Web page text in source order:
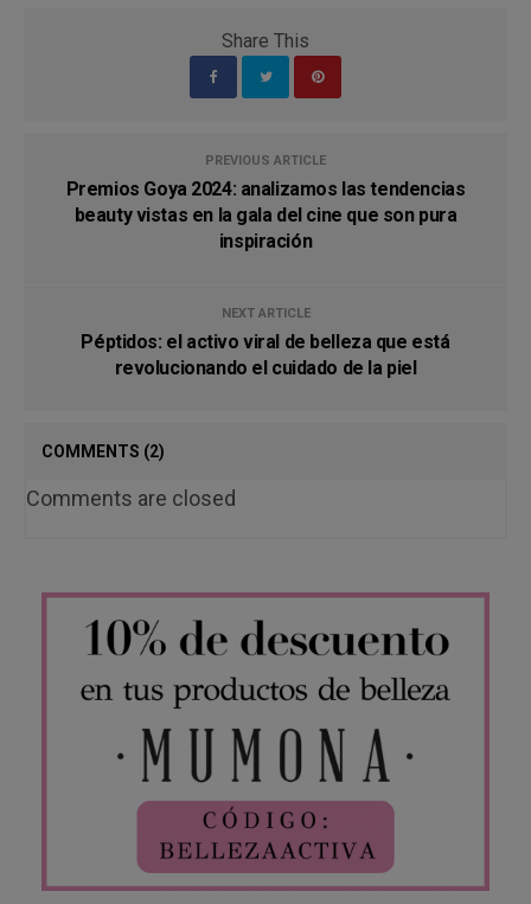
Share This
PREVIOUS ARTICLE
Premios Goya 2024: analizamos las tendencias
beauty vistas en la gala del cine que son pura
inspiración
NEXT ARTICLE
Péptidos: el activo viral de belleza que está
revolucionando el cuidado de la piel
COMMENTS (2)
Comments are closed